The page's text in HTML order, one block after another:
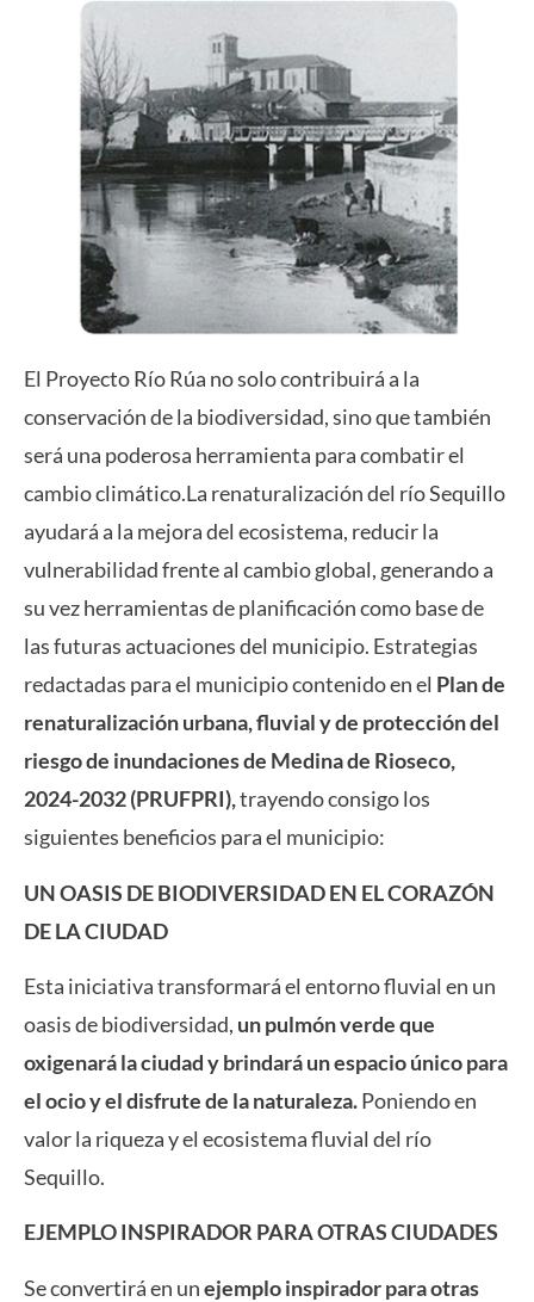
El Proyecto Río Rúa no solo contribuirá a la
conservación de la biodiversidad, sino que también
será una poderosa herramienta para combatir el
cambio climático.La renaturalización del río Sequillo
ayudará a la mejora del ecosistema, reducir la
vulnerabilidad frente al cambio global, generando a
su vez herramientas de planificación como base de
las futuras actuaciones del municipio. Estrategias
redactadas para el municipio contenido en el Plan de
renaturalización urbana, fluvial y de protección del
riesgo de inundaciones de Medina de Rioseco,
2024-2032 (PRUFPRI),trayendo consigo los
siguientes beneficios para el municipio:
UN OASIS DE BIODIVERSIDAD EN EL CORAZÓN
DE LA CIUDAD
Esta iniciativa transformará el entorno fluvial en un
oasis de biodiversidad, un pulmón verde que
oxigenará la ciudad y brindará un espacio único para
el ocio y el disfrute de la naturaleza.Poniendo en
valor la riqueza y el ecosistema fluvial del río
Sequillo.
EJEMPLO INSPIRADOR PARA OTRAS CIUDADES
Se convertirá en unejemplo inspirador para otras